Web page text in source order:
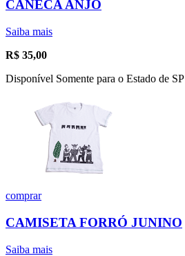
CANECA ANJO
Saiba mais
R$ 35,00
Disponível Somente para o Estado de SP
comprar
CAMISETA FORRÓ JUNINO
Saiba mais